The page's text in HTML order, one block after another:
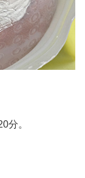
分。